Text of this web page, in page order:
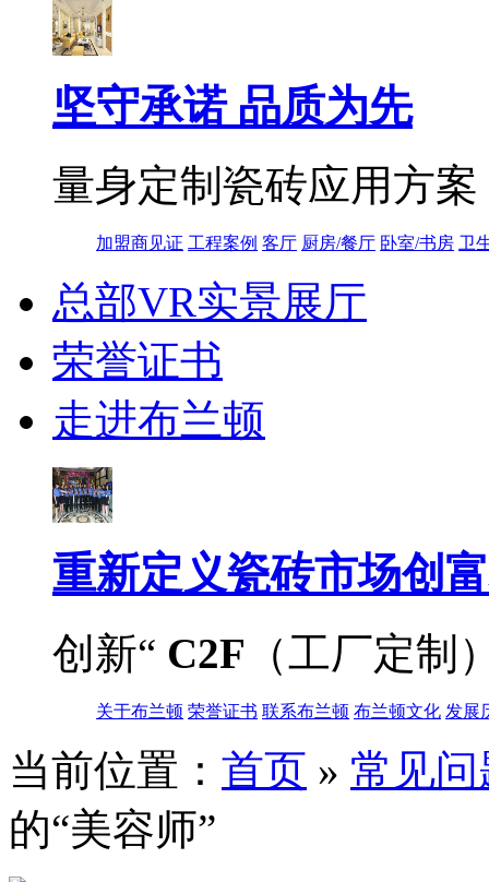
坚守承诺 品质为先
量身定制瓷砖应用方
加盟商见证 工程案例 客厅 厨房/餐厅 卧室/书房 卫
总部VR实景展厅
荣誉证书
走进布兰顿
重新定义瓷砖市场创
创新“ C2F （工厂定制
关于布兰顿 荣誉证书 联系布兰顿 布兰顿文化 发展
当前位置： 首页 » 常见问
的“美容师”